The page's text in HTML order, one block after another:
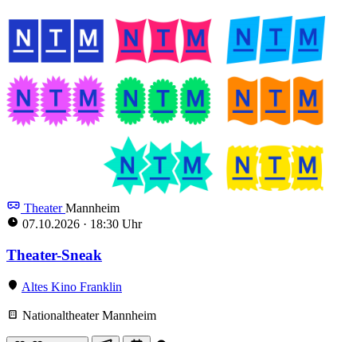
TheaterMannheim
07.10.2026 · 18:30 Uhr
Theater-Sneak
Altes Kino Franklin
Nationaltheater Mannheim